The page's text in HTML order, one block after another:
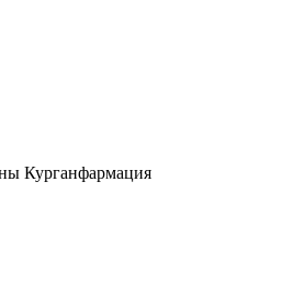
Курганфармация